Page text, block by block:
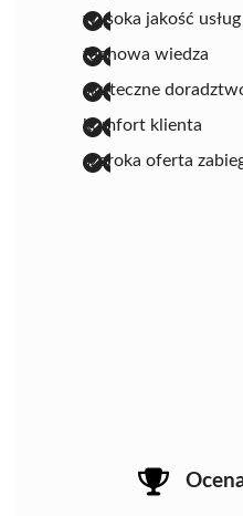
wysoka jakość usług
fachowa wiedza
skuteczne
komfort klienta
szeroka oferta